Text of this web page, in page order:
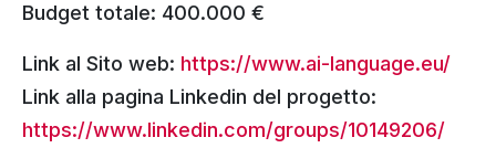
Budget totale: 400.000 €
Link al Sito web: https://www.ai-language.eu/
Link alla pagina Linkedin del progetto:
https://www.linkedin.com/groups/10149206/